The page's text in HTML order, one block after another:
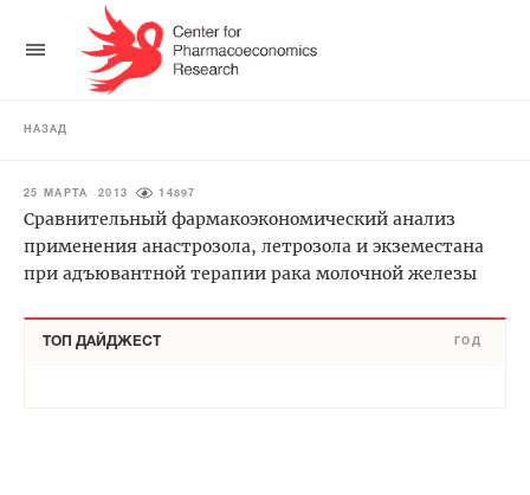
НАЗАД
25 МАРТА 2013 14897
Сравнительный фармакоэкономический анализ
применения анастрозола, летрозола и экземестана
при адъювантной терапии рака молочной железы
ТОП ДАЙДЖЕСТ ГОД